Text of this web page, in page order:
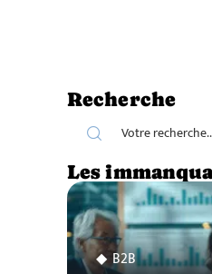
Recherche
Les
B2B